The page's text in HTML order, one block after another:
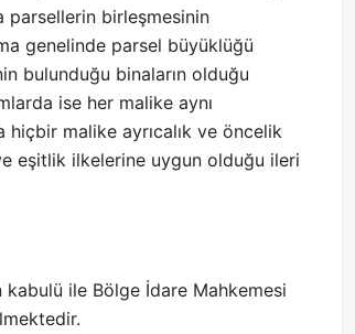
parsellerin birleşmesinin
genelinde parsel büyüklüğü
bulunduğu binaların olduğu
ise her malike aynı
hiçbir malike ayrıcalık ve öncelik
eşitlik ilkelerine uygun olduğu ileri
kabulü ile Bölge İdare Mahkemesi